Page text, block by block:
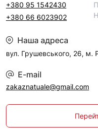
+380 95 1542430
+380 66 6023902
Наша адреса
вул. Грушевського, 26, м.
E-mail
zakaznatuale@gmail.com